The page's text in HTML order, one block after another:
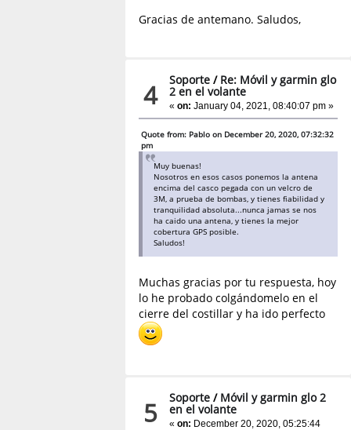
Gracias de antemano. Saludos,
4 Soporte / Re: Móvil y garmin glo
2 en el volante
«on: January 04, 2021, 08:40:07 pm »
Quote from: Pablo on December 20, 2020, 07:32:32
pm
Muy buenas!
Nosotros en esos casos ponemos la antena
encima del casco pegada con un velcro de
3M, a prueba de bombas, y tienes fiabilidad y
tranquilidad absoluta...nunca jamas se nos
ha caido una antena, y tienes la mejor
cobertura GPS posible.
Saludos!
Muchas gracias por tu respuesta, hoy
lo he probado colgándomelo en el
cierre del costillar y ha ido perfecto
5 Soporte / Móvil y garmin glo 2
en el volante
«on: December 20, 2020, 05:25:44